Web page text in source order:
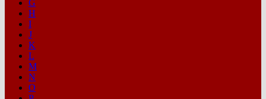
G
H
I
J
K
L
M
N
O